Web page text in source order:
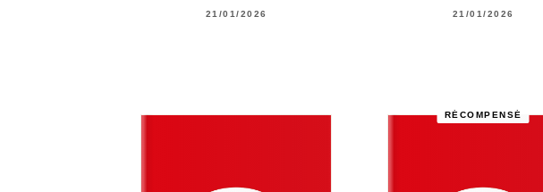
21/01/2026 21/01/2026
RÉCOMPENSÉ